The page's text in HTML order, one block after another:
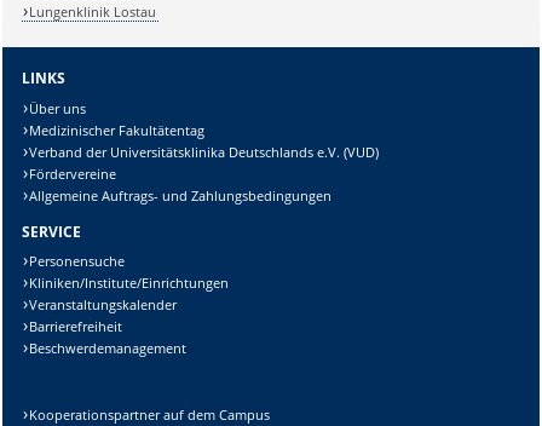
Lungenklinik Lostau
LINKS
Über uns
Medizinischer Fakultätentag
Verband der Universitätsklinika Deutschlands e.V. (VUD)
Fördervereine
Allgemeine Auftrags- und Zahlungsbedingungen
SERVICE
Personensuche
Kliniken/Institute/Einrichtungen
Veranstaltungskalender
Barrierefreiheit
Beschwerdemanagement
Kooperationspartner auf dem Campus